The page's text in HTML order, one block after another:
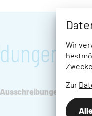
Ausschreibungen /
Wir
Zur